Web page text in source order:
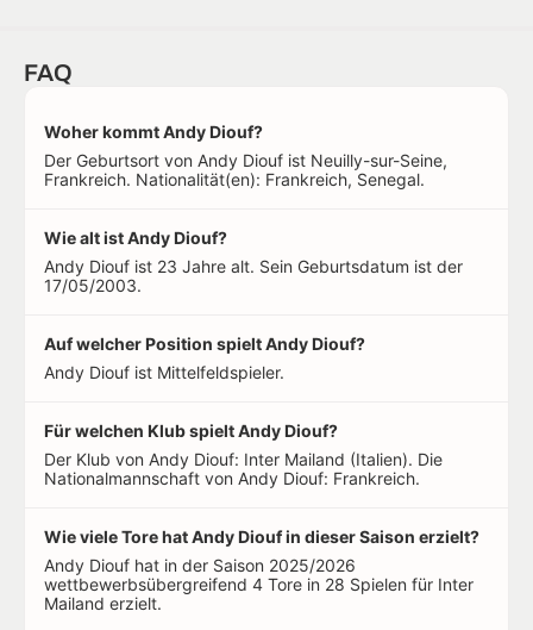
FAQ
Woher kommt Andy Diouf?
Der Geburtsort von Andy Diouf ist Neuilly-sur-Seine,
Frankreich. Nationalität(en): Frankreich, Senegal.
Wie alt ist Andy Diouf?
Andy Diouf ist 23 Jahre alt. Sein Geburtsdatum ist der
17/05/2003.
Auf welcher Position spielt Andy Diouf?
Andy Diouf ist Mittelfeldspieler.
Für welchen Klub spielt Andy Diouf?
Der Klub von Andy Diouf: Inter Mailand (Italien). Die
Nationalmannschaft von Andy Diouf: Frankreich.
Wie viele Tore hat Andy Diouf in dieser Saison erzielt?
Andy Diouf hat in der Saison 2025/2026
wettbewerbsübergreifend 4 Tore in 28 Spielen für Inter
Mailand erzielt.